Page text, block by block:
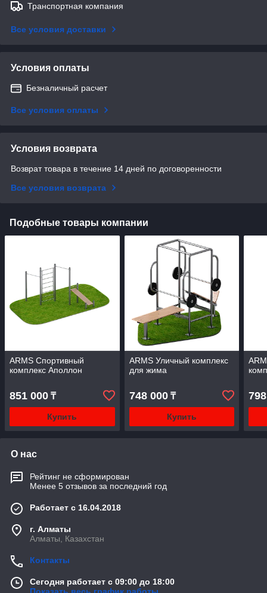
Транспортная компания
Все условия доставки
Условия оплаты
Безналичный расчет
Все условия оплаты
Условия возврата
Возврат товара в течение 14 дней по договоренности
Все условия возврата
Подобные товары компании
ARMS Спортивный
комплекс Аполлон
851 000 ₸
Купить
ARMS Уличный комплекс
для жима
748 000₸
Купить
О нас
Рейтинг не сформирован
Менее 5 отзывов за последний год
Работает с 16.04.2018
г. Алматы
Алматы, Казахстан
Контакты
Сегодня работает с 09:00 до 18:00